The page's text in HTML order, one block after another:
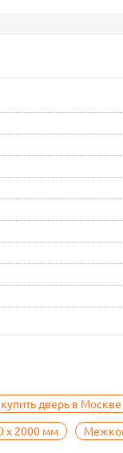
купить дверь в Москве
х 2000 мм